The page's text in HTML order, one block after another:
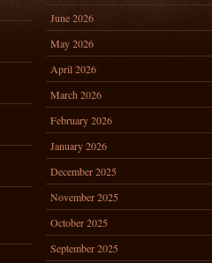
June 2026
May 2026
April 2026
March 2026
February 2026
January 2026
December 2025
November 2025
October 2025
September 2025